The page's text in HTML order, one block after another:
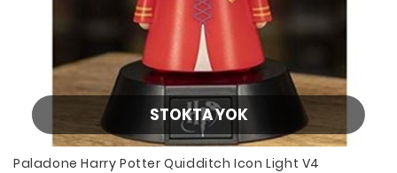
STOKTA YOK
Paladone Harry Potter Quidditch Icon Light V4